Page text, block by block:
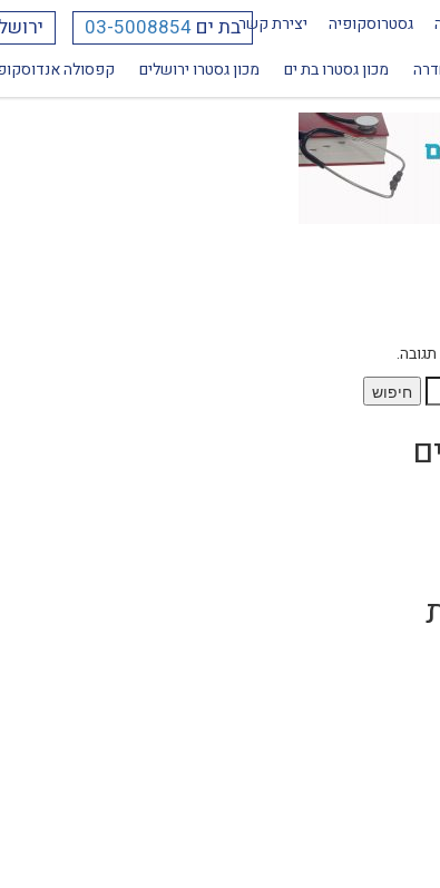
גסטרוסקופיה יצירת קשרבת ים 03-5008854
מכון גסטרו בת ים מכון גסטרו ירושלים קפסולה